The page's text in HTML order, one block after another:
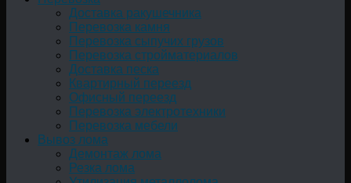
Доставка ракушечника
Перевозка камня
Перевозка сыпучих грузов
Перевозка стройматериалов
Доставка песка
Квартирный переезд
Офисный переезд
Перевозка электротехники
Перевозка мебели
Вывоз лома
Демонтаж лома
Резка лома